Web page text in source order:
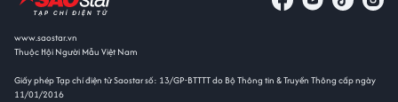
www.saostar.vn
Thuộc Hội Người Mẫu Việt Nam
Giấy phép Tạp chí điện tử Saostar số: 13/GP-BTTTT do Bộ Thông tin & Truyền Thông cấp ngày
11/01/2016